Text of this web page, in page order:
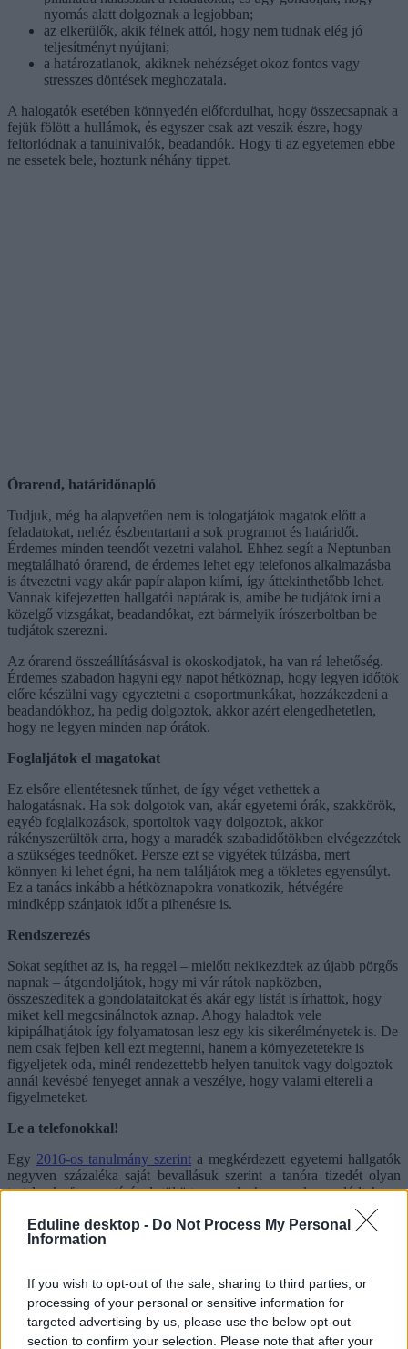
Eduline desktop - Do Not Process My Personal
Information
If you wish to opt-out of the sale, sharing to third parties, or
processing of your personal or sensitive information for
targeted advertising by us, please use the below opt-out
section to confirm your selection. Please note that after your
nyomás alatt dolgoznak a legjobban;
az elkerülők, akik félnek attól, hogy nem tudnak elég jó
teljesítményt nyújtani;
a határozatlanok, akiknek nehézséget okoz fontos vagy
stresszes döntések meghozatala.
A halogatók esetében könnyedén előfordulhat, hogy összecsapnak a
fejük fölött a hullámok, és egyszer csak azt veszik észre, hogy
feltorlódnak a tanulnivalók, beadandók. Hogy ti az egyetemen ebbe
ne essetek bele, hoztunk néhány tippet.
Órarend, határidőnapló
Tudjuk, még ha alapvetően nem is tologatjátok magatok előtt a
feladatokat, nehéz észbentartani a sok programot és határidőt.
Érdemes minden teendőt vezetni valahol. Ehhez segít a Neptunban
megtalálható órarend, de érdemes lehet egy telefonos alkalmazásba
is átvezetni vagy akár papír alapon kiírni, így áttekinthetőbb lehet.
Vannak kifejezetten hallgatói naptárak is, amibe be tudjátok írni a
közelgő vizsgákat, beadandókat, ezt bármelyik írószerboltban be
tudjátok szerezni.
Az órarend összeállításásval is okoskodjatok, ha van rá lehetőség.
Érdemes szabadon hagyni egy napot hétköznap, hogy legyen időtök
előre készülni vagy egyeztetni a csoportmunkákat, hozzákezdeni a
beadandókhoz, ha pedig dolgoztok, akkor azért elengedhetetlen,
hogy ne legyen minden nap órátok.
Foglaljátok el magatokat
Ez elsőre ellentétesnek tűnhet, de így véget vethettek a
halogatásnak. Ha sok dolgotok van, akár egyetemi órák, szakkörök,
egyéb foglalkozások, sportoltok vagy dolgoztok, akkor
rákényszerültök arra, hogy a maradék szabadidőtökben elvégezzétek
a szükséges teednőket. Persze ezt se vigyétek túlzásba, mert
könnyen ki lehet égni, ha nem találjátok meg a tökletes egyensúlyt.
Ez a tanács inkább a hétköznapokra vonatkozik, hétvégére
mindképp szánjatok időt a pihenésre is.
Rendszerezés
Sokat segíthet az is, ha reggel – mielőtt nekikezdtek az újabb pörgős
napnak – átgondoljátok, hogy mi vár rátok napközben,
összeszeditek a gondolataitokat és akár egy listát is írhattok, hogy
miket kell megcsinálnotok aznap. Ahogy haladtok vele
kipipálhatjátok így folyamatosan lesz egy kis sikerélményetek is. De
nem csak fejben kell ezt megtenni, hanem a környezetetekre is
figyeljetek oda, minél rendezettebb helyen tanultok vagy dolgoztok
annál kevésbé fenyeget annak a veszélye, hogy valami eltereli a
figyelmeteket.
Le a telefonokkal!
Egy 2016-os tanulmány szerint a megkérdezett egyetemi hallgatók
negyven százaléka saját bevallásuk szerint a tanóra tizedét olyan
tartalmak fogyasztásával töltötte, amelyek nem kapcsolódtak az
órához, ráadásul csak három százalékuk mondta azt, hogy
egyáltalán nem telefonozott. Biztos veletek is előfordult már, hogy
valaminek elkezdtetek utánanézni valaminek az interneten, amire a
elnémítani minden értesítést. A legtöbb telefonon van olyan funkció,
amivel egy időre le lehet csökkenteni a felvillanó értesítések számát,
de akár elérhetetlen távolságba is helyezhetitek a készülékeket,
nehogy elcsábuljatok.